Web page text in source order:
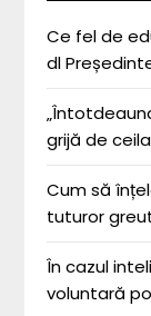
Ce fel de
dl
grijă de
Cum să
tuturor
În cazul
voluntară